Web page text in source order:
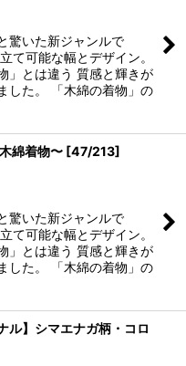
驚いた新ジャンルで
て可能な幅とデザイン。
」とは違う 質感と輝きが
した。 「木綿の着物」の
綿着物〜 [47/213]
驚いた新ジャンルで
て可能な幅とデザイン。
」とは違う 質感と輝きが
した。 「木綿の着物」の
ル】シマエナガ柄・コロ